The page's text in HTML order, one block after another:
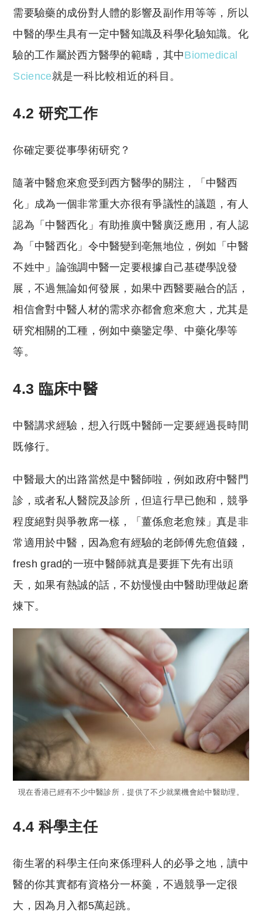
需要驗藥的成份對人體的影響及副作用等等，所以
中醫的學生具有一定中醫知識及科學化驗知識。化
驗的工作屬於西方醫學的範疇，其中Biomedical
Science就是一科比較相近的科目。
4.2 研究工作
你確定要從事學術研究？
隨著中醫愈來愈受到西方醫學的關注，「中醫西
化」成為一個非常重大亦很有爭議性的議題，有人
認為「中醫西化」有助推廣中醫廣泛應用，有人認
為「中醫西化」令中醫變到亳無地位，例如「中醫
不姓中」論強調中醫一定要根據自己基礎學說發
展，不過無論如何發展，如果中西醫要融合的話，
相信會對中醫人材的需求亦都會愈來愈大，尤其是
研究相關的工種，例如中藥鑒定學、中藥化學等
等。
4.3 臨床中醫
中醫講求經驗，想入行既中醫師一定要經過長時間
既修行。
中醫最大的出路當然是中醫師啦，例如政府中醫門
診，或者私人醫院及診所，但這行早已飽和，競爭
程度絕對與爭教席一樣，「薑係愈老愈辣」真是非
常適用於中醫，因為愈有經驗的老師傅先愈值錢，
fresh grad的一班中醫師就真是要捱下先有出頭
天，如果有熱誠的話，不妨慢慢由中醫助理做起磨
煉下。
現在香港已經有不少中醫診所，提供了不少就業機會給中醫助理。
4.4 科學主任
衞生署的科學主任向來係理科人的必爭之地，讀中
醫的你其實都有資格分一杯羹，不過競爭一定很
大，因為月入都5萬起跳。